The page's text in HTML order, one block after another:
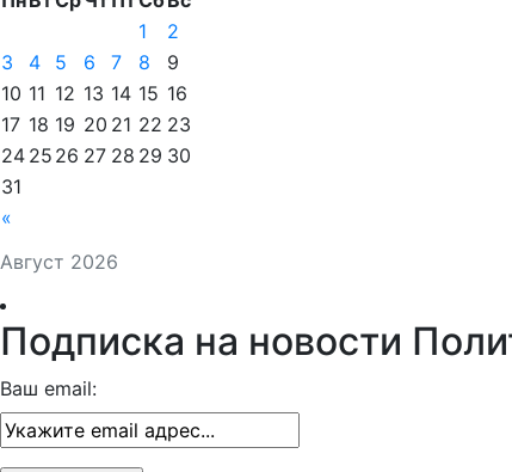
Август 2026
«
1
2
3
4 5 6 7 8
9
10 11 12 13 14 15 16
17 18 19 20 21 22 23
24 25 26 27 28 29 30
31
Подписка на новости
Ваш email: